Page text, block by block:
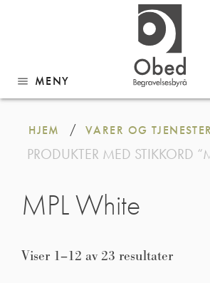
menu MENY
Gå
innhold
HJEM / VARER OG TJENESTER
PRODUKTER MED STIKKORD
MPL White
Viser 1–12 av 23 resultater